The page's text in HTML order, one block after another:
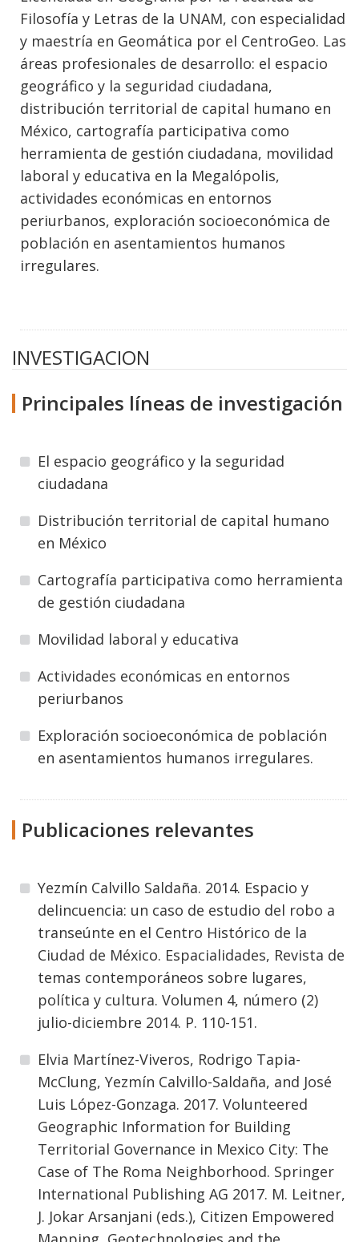
Filosofía y Letras de la UNAM, con especialidad
y maestría en Geomática por el CentroGeo. Las
áreas profesionales de desarrollo: el espacio
geográfico y la seguridad ciudadana,
distribución territorial de capital humano en
México, cartografía participativa como
herramienta de gestión ciudadana, movilidad
laboral y educativa en la Megalópolis,
actividades económicas en entornos
periurbanos, exploración socioeconómica de
población en asentamientos humanos
irregulares.
INVESTIGACION
Principales líneas de investigación
El espacio geográfico y la seguridad
ciudadana
Distribución territorial de capital humano
en México
Cartografía participativa como herramienta
de gestión ciudadana
Movilidad laboral y educativa
Actividades económicas en entornos
periurbanos
Exploración socioeconómica de población
en asentamientos humanos irregulares.
Publicaciones relevantes
Yezmín Calvillo Saldaña. 2014. Espacio y
delincuencia: un caso de estudio del robo a
transeúnte en el Centro Histórico de la
Ciudad de México. Espacialidades, Revista de
temas contemporáneos sobre lugares,
política y cultura. Volumen 4, número (2)
julio-diciembre 2014. P. 110-151.
Elvia Martínez-Viveros, Rodrigo Tapia-
McClung, Yezmín Calvillo-Saldaña, and José
Luis López-Gonzaga. 2017. Volunteered
Geographic Information for Building
Territorial Governance in Mexico City: The
Case of The Roma Neighborhood. Springer
International Publishing AG 2017. M. Leitner,
J. Jokar Arsanjani (eds.), Citizen Empowered